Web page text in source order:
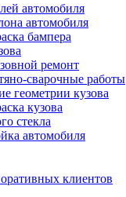
автомобиля
автомобиля
бампера
ремонт
сварочные работы
геометрии кузова
кузова
стекла
автомобиля
клиентов